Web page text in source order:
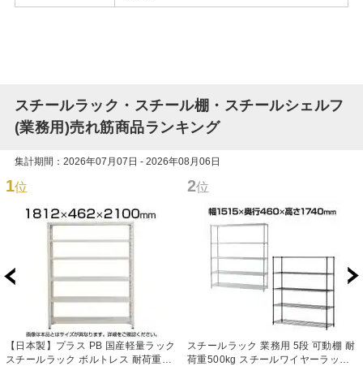
スチールラック・スチール棚・スチールシェルフ
(業務用)売れ筋商品ランキング
集計期間：2026年07月07日 - 2026年08月06日
1位
【日本製】プラス PB 国産軽量ラック
スチールラック ボルトレス 耐荷重
2位
スチールラック 業務用 5段 可動棚 耐
荷重500kg スチールワイヤーラック